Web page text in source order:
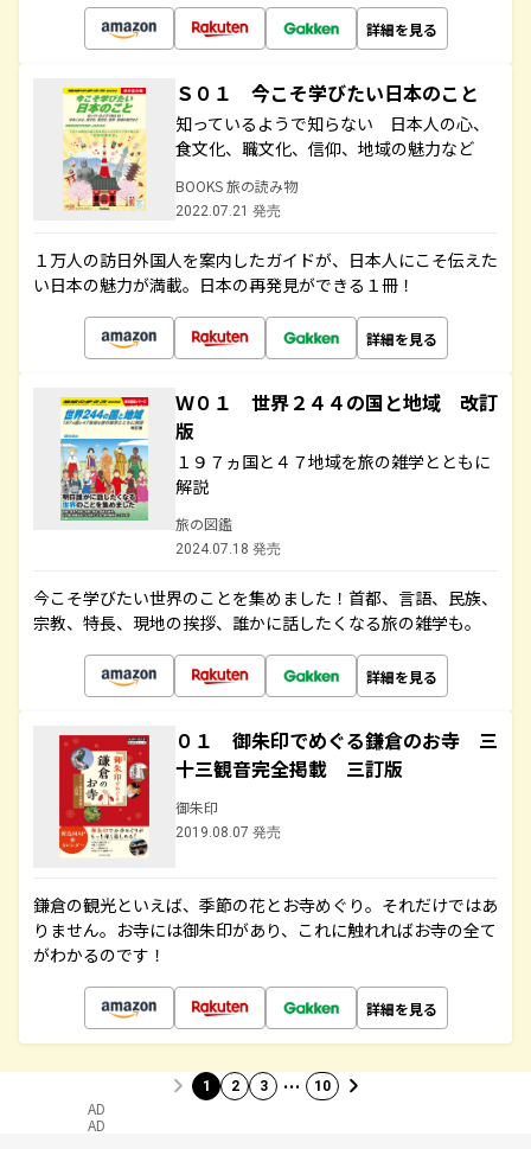
詳細を見る
Ｓ０１ 今こそ学びたい日本のこと
知っているようで知らない 日本人の心、
食文化、職文化、信仰、地域の魅力など
BOOKS 旅の読み物
2022.07.21 発売
１万人の訪日外国人を案内したガイドが、日本人にこそ伝えた
い日本の魅力が満載。日本の再発見ができる１冊！
詳細を見る
Ｗ０１ 世界２４４の国と地域 改訂
版
１９７ヵ国と４７地域を旅の雑学とともに
解説
旅の図鑑
2024.07.18 発売
今こそ学びたい世界のことを集めました！首都、言語、民族、
宗教、特長、現地の挨拶、誰かに話したくなる旅の雑学も。
詳細を見る
０１ 御朱印でめぐる鎌倉のお寺 三
十三観音完全掲載 三訂版
御朱印
2019.08.07 発売
鎌倉の観光といえば、季節の花とお寺めぐり。それだけではあ
りません。お寺には御朱印があり、これに触れればお寺の全て
がわかるのです！
詳細を見る
1 2 3 … 10
AD
AD